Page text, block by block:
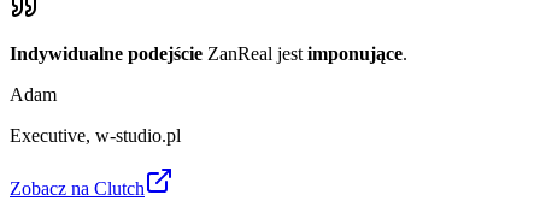
Indywidualne podejście ZanReal jest imponujące.
Adam
Executive, w-studio.pl
Zobacz na Clutch